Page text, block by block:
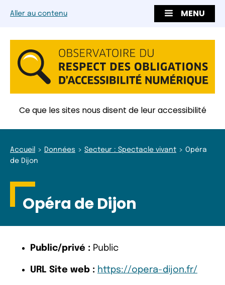
Aller au contenu MENU
Ce que les sites nous disent de leur accessibilité
Accueil Données Secteur : Spectacle vivant
Opéra
de Dijon
Opéra de Dijon
Public/privé : Public
URL Site web : https://opera-dijon.fr/